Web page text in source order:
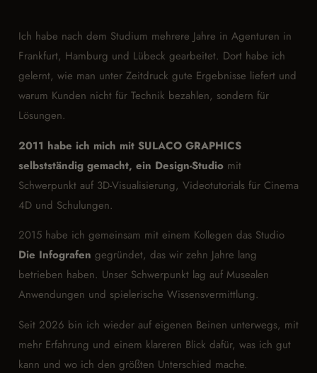
Ich habe nach dem Studium mehrere Jahre in Agenturen in
Frankfurt, Hamburg und Lübeck gearbeitet. Dort habe ich
gelernt, wie man unter Zeitdruck gute Ergebnisse liefert und
warum Kunden nicht für Technik bezahlen, sondern für
Lösungen.
2011 habe ich mich mit SULACO GRAPHICS
selbstständig gemacht, ein Design-Studio mit
Schwerpunkt auf 3D-Visualisierung, Videotutorials für Cinema
4D und Schulungen.
2015 habe ich gemeinsam mit einem Kollegen das Studio
Die Infografen gegründet, das wir zehn Jahre lang
betrieben haben. Unser Schwerpunkt lag auf Musealen
Anwendungen und spielerische Wissensvermittlung.
Seit 2026 bin ich wieder auf eigenen Beinen unterwegs, mit
mehr Erfahrung und einem klareren Blick dafür, was ich gut
kann und wo ich den größten Unterschied mache.